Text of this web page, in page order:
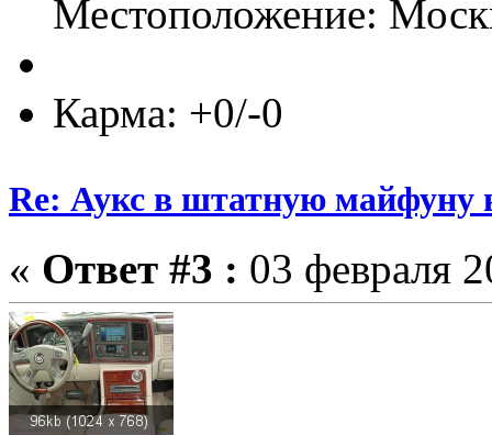
Местоположение:
Карма: +0/-0
Re: Аукс в штатную майфуну
« Ответ #3 : 03 февраля